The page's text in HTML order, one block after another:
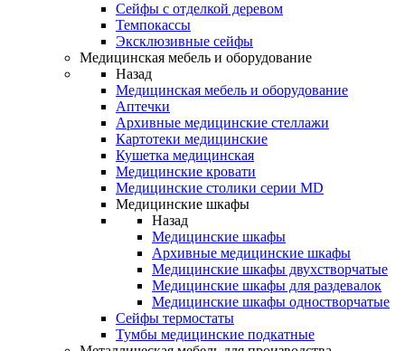
Сейфы с отделкой деревом
Темпокассы
Эксклюзивные сейфы
Медицинская мебель и оборудование
Назад
Медицинская мебель и оборудование
Аптечки
Архивные медицинские стеллажи
Картотеки медицинские
Кушетка медицинская
Медицинские кровати
Медицинские столики серии MD
Медицинские шкафы
Назад
Медицинские шкафы
Архивные медицинские шкафы
Медицинские шкафы двухстворчатые
Медицинские шкафы для раздевалок
Медицинские шкафы одностворчатые
Сейфы термостаты
Тумбы медицинские подкатные